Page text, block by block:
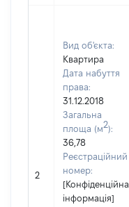
2
Вид об'єкта:
Квартира
Дата набуття
права:
31.12.2018
Загальна
площа (м2):
36,78
Реєстраційний
номер:
[Конфіденційна
інформація]